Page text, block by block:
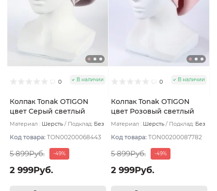
0 В наличии
Колпак Tonak OTIGON
цвет Серый светлый
Материал : Шерсть Подклад: Без
Код товара: TON00200068443
5 899Руб. -49%
2 999Руб.
0 В наличии
Колпак Tonak OTIGON
цвет Розовый светлый
Материал : Шерсть Подклад: Без
Код товара: TON00200087782
5 899Руб. -49%
2 999Руб.